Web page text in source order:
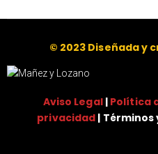
© 2023 Diseñada y
Aviso Legal| Política
privacidad |